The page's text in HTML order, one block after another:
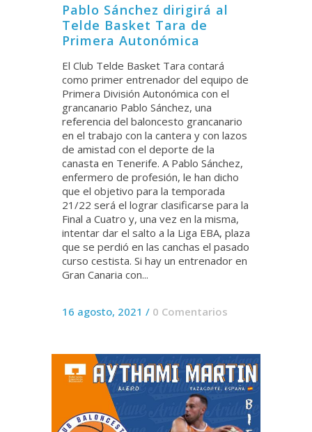
Pablo Sánchez dirigirá al
Telde Basket Tara de
Primera Autonómica
El Club Telde Basket Tara contará
como primer entrenador del equipo de
Primera División Autonómica con el
grancanario Pablo Sánchez, una
referencia del baloncesto grancanario
en el trabajo con la cantera y con lazos
de amistad con el deporte de la
canasta en Tenerife. A Pablo Sánchez,
enfermero de profesión, le han dicho
que el objetivo para la temporada
21/22 será el lograr clasificarse para la
Final a Cuatro y, una vez en la misma,
intentar dar el salto a la Liga EBA, plaza
que se perdió en las canchas el pasado
curso cestista. Si hay un entrenador en
Gran Canaria con...
16 agosto, 2021 / 0 Comentarios